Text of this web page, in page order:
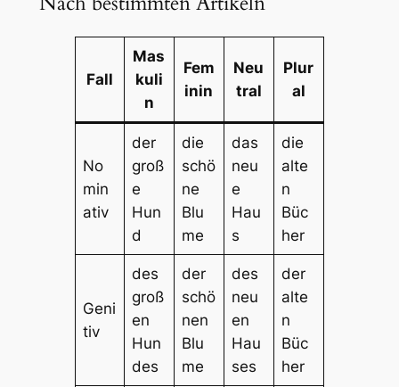
Fall
Mas
kuli
n
Fem
inin
Neu
tral
Plur
al
No
min
ativ
der
groß
e
Hun
d
die
schö
ne
Blu
me
das
neu
e
Hau
s
die
alte
n
Büc
her
Geni
tiv
des
groß
en
Hun
des
der
schö
nen
Blu
me
des
neu
en
Hau
ses
der
alte
n
Büc
her